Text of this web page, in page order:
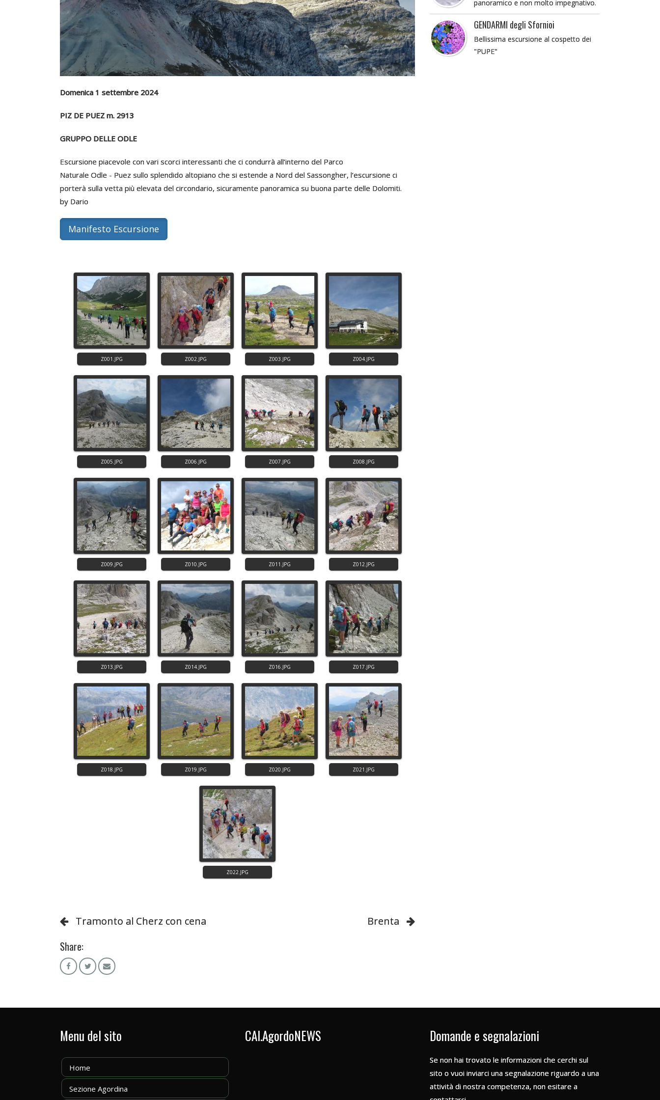
Domenica 1 settembre 2024
PIZ DE PUEZ m. 2913
GRUPPO DELLE ODLE
Escursione piacevole con vari scorci interessanti che ci condurrà all’interno del Parco
Naturale Odle - Puez sullo splendido altopiano che si estende a Nord del Sassongher, l’escursione ci
porterà sulla vetta più elevata del circondario, sicuramente panoramica su buona parte delle Dolomiti.
by Dario
Manifesto Escursione
Tramonto al Cherz con cena Brenta
Share:
panoramico e non molto impegnativo.
GENDARMI degli Sfornioi
Bellissima escursione al cospetto dei
"PUPE"
Menu del sito
Home
Sezione Agordina
CAI.AgordoNEWS Domande e segnalazioni
Se non hai trovato le informazioni che cerchi sul
sito o vuoi inviarci una segnalazione riguardo a una
attività di nostra competenza, non esitare a